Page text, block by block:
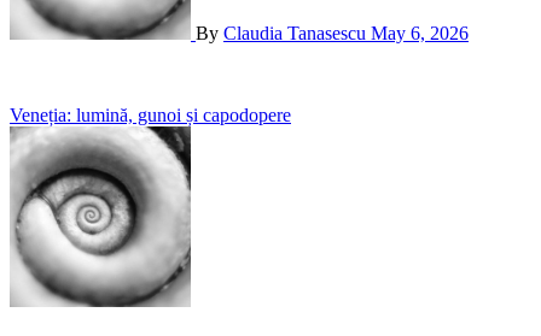
By Claudia Tanasescu May 6, 2026
Post
navigation
Veneția: lumină, gunoi și capodopere